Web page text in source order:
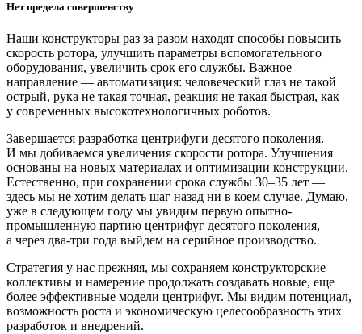
Нет предела совершенству
Наши конструкторы раз за разом находят способы повысить
скорость ротора, улучшить параметры вспомогательного
оборудования, увеличить срок его службы. Важное
направление — ​автоматизация: человеческий глаз не такой
острый, рука не такая точная, реакция не такая быстрая, как
у современных высокотехнологичных роботов.
Завершается разработка центрифуги десятого поколения.
И мы добиваемся увеличения скорости ротора. Улучшения
основаны на новых материалах и оптимизации конструкции.
Естественно, при сохранении срока службы 30–35 лет — ​
здесь мы не хотим делать шаг назад ни в коем случае. Думаю,
уже в следующем году мы увидим первую опытно­-
промышленную партию центрифуг десятого поколения,
а через два-три года выйдем на серийное производство.
Стратегия у нас прежняя, мы сохраняем конструкторские
коллективы и намерение продолжать создавать новые, еще
более эффективные модели центрифуг. Мы видим потенциал,
возможность роста и экономическую целесообразность этих
разработок и внедрений.